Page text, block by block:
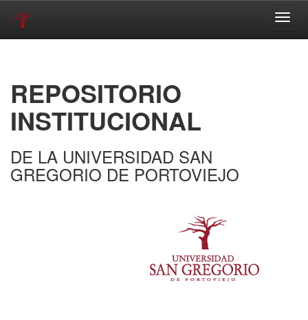
REPOSITORIO
INSTITUCIONAL
DE LA UNIVERSIDAD SAN
GREGORIO DE PORTOVIEJO